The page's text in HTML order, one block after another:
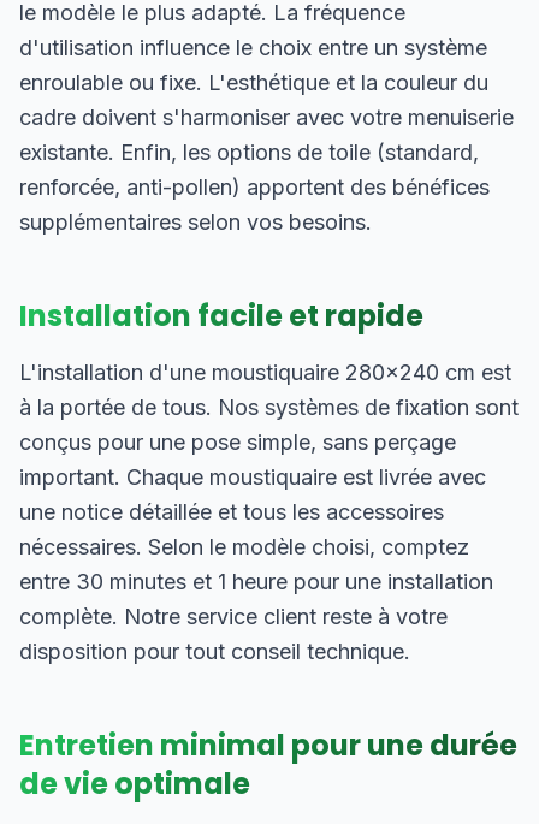
le modèle le plus adapté. La fréquence
d'utilisation influence le choix entre un système
enroulable ou fixe. L'esthétique et la couleur du
cadre doivent s'harmoniser avec votre menuiserie
existante. Enfin, les options de toile (standard,
renforcée, anti-pollen) apportent des bénéfices
supplémentaires selon vos besoins.
Installation facile et rapide
L'installation d'une moustiquaire 280×240 cm est
à la portée de tous. Nos systèmes de fixation sont
conçus pour une pose simple, sans perçage
important. Chaque moustiquaire est livrée avec
une notice détaillée et tous les accessoires
nécessaires. Selon le modèle choisi, comptez
entre 30 minutes et 1 heure pour une installation
complète. Notre service client reste à votre
disposition pour tout conseil technique.
Entretien minimal pour une durée
de vie optimale